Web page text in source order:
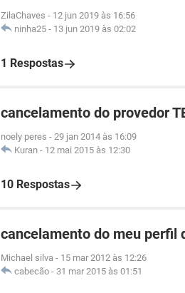
ZilaChaves - 12 jun 2019 às 16:56
ninha25 - 13 jun 2019 às 02:02
1 Respostas
cancelamento do provedor
noely peres - 29 jan 2014 às 16:09
Kuran - 12 mai 2015 às 12:30
10 Respostas
cancelamento do meu perfil
Michael silva - 15 mar 2012 às 12:26
cabecão - 31 mar 2015 às 01:51